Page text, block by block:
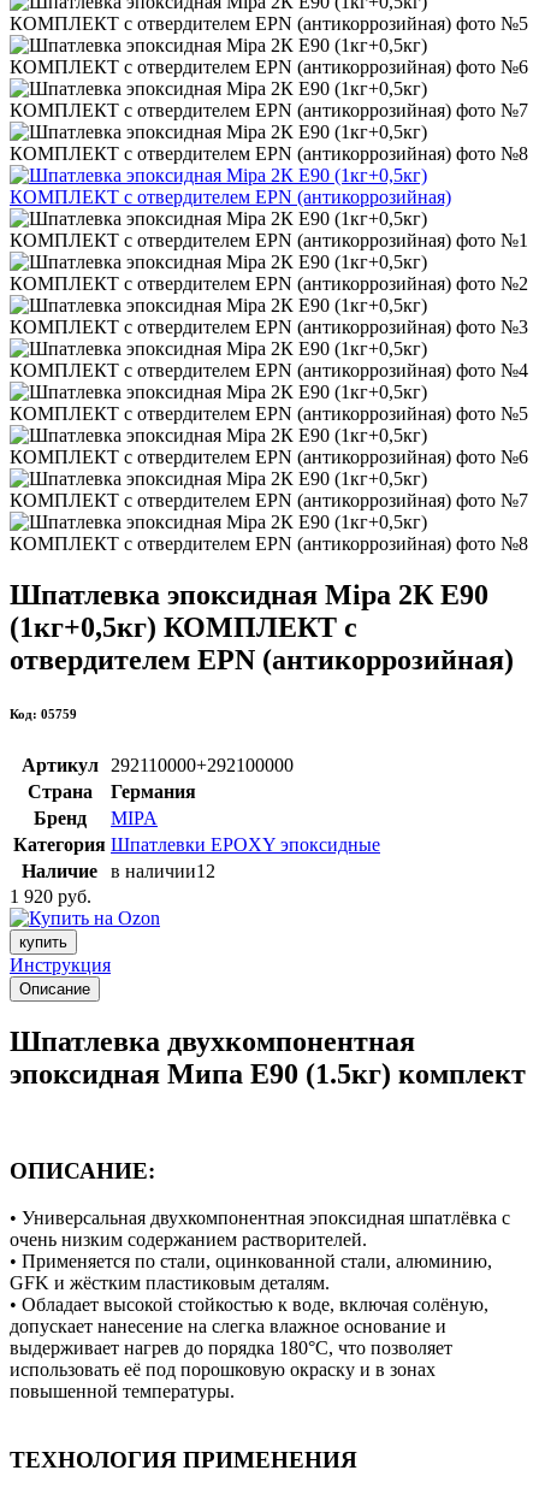
Шпатлевка эпоксидная Mipa 2К E90
(1кг+0,5кг) КОМПЛЕКТ с
отвердителем EPN (антикоррозийная)
Код: 05759
Артикул
292110000+292100000
Страна
Германия
Бренд
MIPA
Категория Шпатлевки EPOXY эпоксидные
Наличие
в наличии12
1 920 руб.
купить
Инструкция
Описание
Шпатлевка двухкомпонентная
эпоксидная Мипа E90 (1.5кг) комплект
ОПИСАНИЕ:
• Универсальная двухкомпонентная эпоксидная шпатлёвка с
очень низким содержанием растворителей.
• Применяется по стали, оцинкованной стали, алюминию,
GFK и жёстким пластиковым деталям.
• Обладает высокой стойкостью к воде, включая солёную,
допускает нанесение на слегка влажное основание и
выдерживает нагрев до порядка 180°C, что позволяет
использовать её под порошковую окраску и в зонах
повышенной температуры.
ТЕХНОЛОГИЯ ПРИМЕНЕНИЯ